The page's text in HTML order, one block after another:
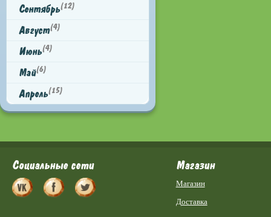
Сентябрь(12)
Август(4)
Июнь(4)
Май(6)
Апрель(15)
Социальные сети Магазин
Магазин
Доставка